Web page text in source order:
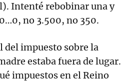
Intenté rebobinar una y
no 3.500, no 350.
del impuesto sobre la
estaba fuera de lugar.
impuestos en el Reino